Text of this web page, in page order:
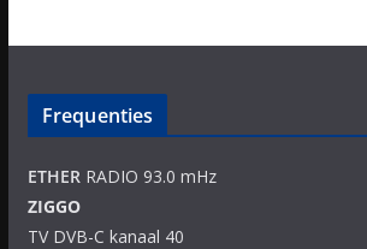
Frequenties
ETHERRADIO 93.0 mHz
ZIGGO
TV DVB-C kanaal 40